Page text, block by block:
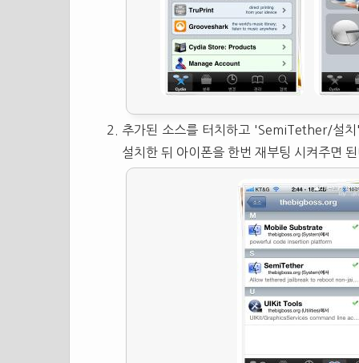
추가된 소스를 터치하고 'SemiTether/설
설치한 뒤 아이폰을 한번 재부팅 시켜주면